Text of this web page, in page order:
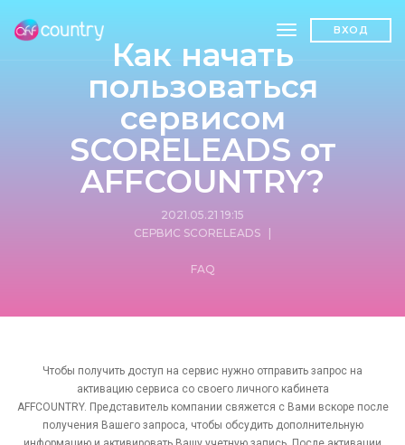
toggleВХОД
Как начать
пользоваться
сервисом
SCORELEADS от
AFFCOUNTRY?
2021.05.21 19:15
СЕРВИС SCORELEADS |
FAQ
Чтобы получить доступ на сервис нужно отправить запрос на
активацию сервиса со своего личного кабинета
AFFCOUNTRY. Представитель компании свяжется с Вами вскоре после
получения Вашего запроса, чтобы обсудить дополнительную